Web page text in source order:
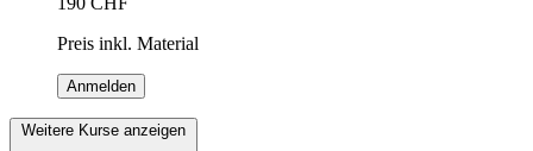
Preis inkl. Material
Anmelden
Weitere Kurse anzeigen